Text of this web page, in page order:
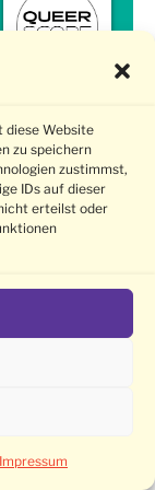
diese Website
zu speichern
zustimmst,
IDs auf dieser
erteilst oder
Impressum